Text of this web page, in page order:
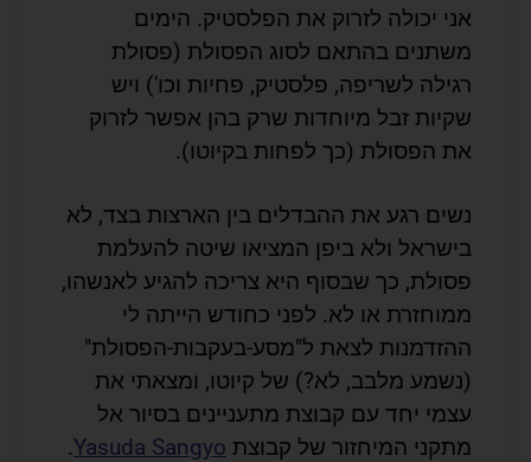
אני יכולה לזרוק את הפלסטיק. הימים
משתנים בהתאם לסוג הפסולת (פסולת
רגילה לשריפה, פלסטיק, פחיות וכו') ויש
שקיות זבל מיוחדות שרק בהן אפשר לזרוק
את הפסולת (כך לפחות בקיוטו).
נשים רגע את ההבדלים בין הארצות בצד, לא
בישראל ולא ביפן המציאו שיטה להעלמת
פסולת, כך שבסוף היא צריכה להגיע לאנשהו,
ממוחזרת או לא. לפני כחודש הייתה לי
ההזדמנות לצאת ל"מסע-בעקבות-הפסולת"
(נשמע מלבב, לא?) של קיוטו, ומצאתי את
עצמי יחד עם קבוצת מתעניינים בסיור אל
מתקני המיחזור של קבוצת Yasuda Sangyo
.